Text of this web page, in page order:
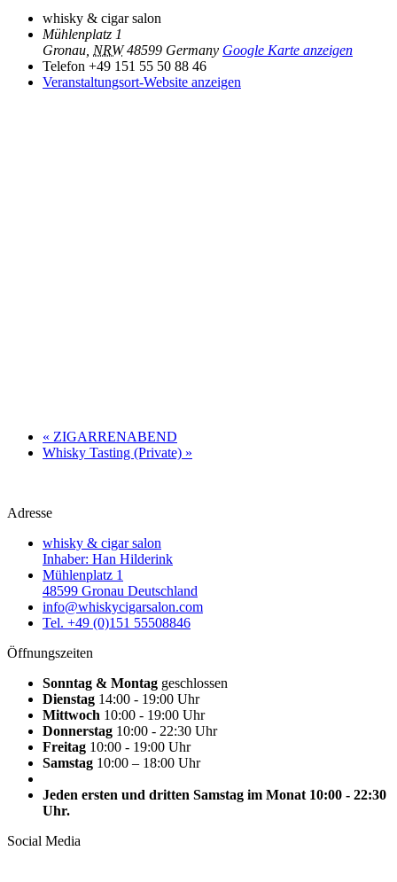
whisky & cigar salon
Mühlenplatz 1
Gronau NRW 48599 Germany Google Karte anzeigen
Telefon +49 151 55 50 88 46
Veranstaltungsort-Website anzeigen
« ZIGARRENABEND
Whisky Tasting (Private) »
Adresse
whisky & cigar salon
Inhaber: Han Hilderink
Mühlenplatz 1
48599 Gronau Deutschland
info@whiskycigarsalon.com
Tel. +49 (0)151 55508846
Öffnungszeiten
Sonntag & Montag geschlossen
Dienstag 14:00 - 19:00 Uhr
Mittwoch 10:00 - 19:00 Uhr
Donnerstag 10:00 - 22:30 Uhr
Freitag 10:00 - 19:00 Uhr
Samstag 10:00 – 18:00 Uhr
Jeden ersten und dritten Samstag im Monat 10:00 - 22:30
Uhr.
Social Media